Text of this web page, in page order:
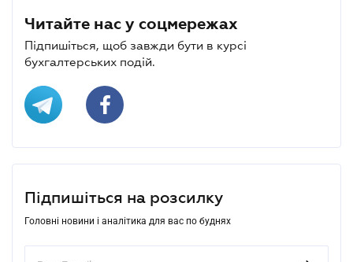
Читайте нас у соцмережах
Підпишіться, щоб завжди бути в курсі
бухгалтерських подій.
Підпишіться на розсилку
Головні новини і аналітика для вас по буднях